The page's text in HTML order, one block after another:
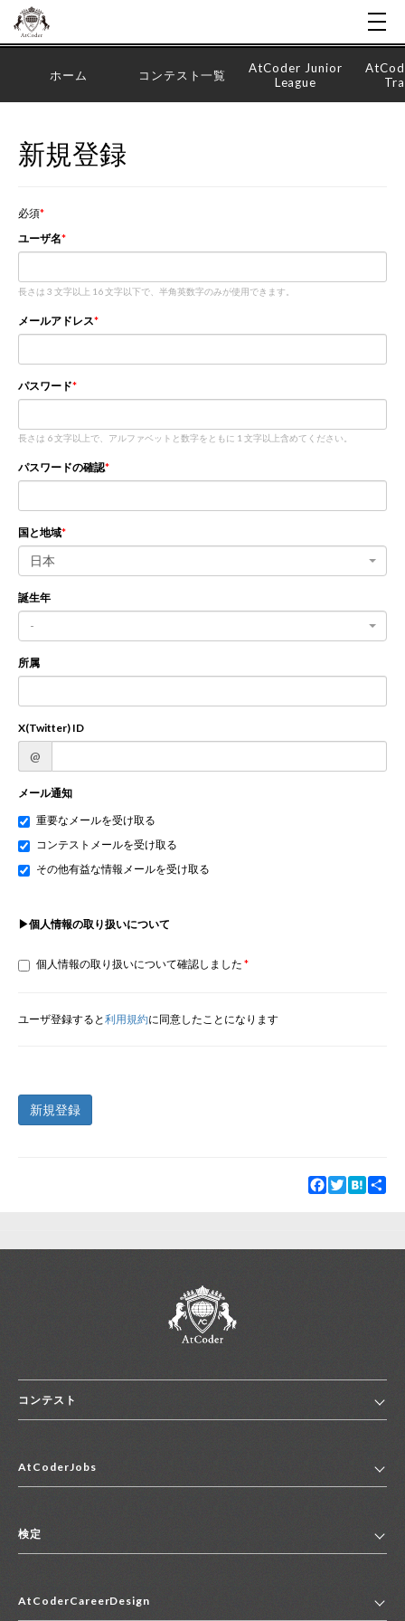
ホーム コンテスト一覧
AtCoder Junior
League
新規登録
必須
ユーザ名
長さは 3 文字以上 16 文字以下で、半角英数字のみが使用できます。
メールアドレス
パスワード
長さは 6 文字以上で、アルファベットと数字をともに 1 文字以上含めてください。
パスワードの確認
国と地域
日本
誕生年
-
所属
X(Twitter) ID
@
メール通知
重要なメールを受け取る
コンテストメールを受け取る
その他有益な情報メールを受け取る
▶個人情報の取り扱いについて
個人情報の取り扱いについて確認しました
ユーザ登録すると利用規約に同意したことになります
新規登録
Facebook
TwitterHatena
コンテスト
コンテスト一覧
便利リンク集
AtCoderJobs
2027年新卒採用求人一覧
中途採用求人一覧
検定
マイページ
AtCoderCareerDesign